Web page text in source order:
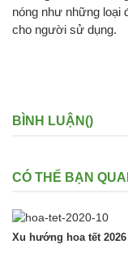
nóng như những loại
cho người sử dụng.
BÌNH LUẬN()
CÓ THỂ BẠN
Xu hướng hoa tết